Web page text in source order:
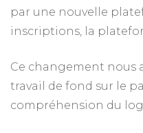
par une nouvelle
inscriptions, la
Ce changement nous
travail de fond sur le
compréhension du